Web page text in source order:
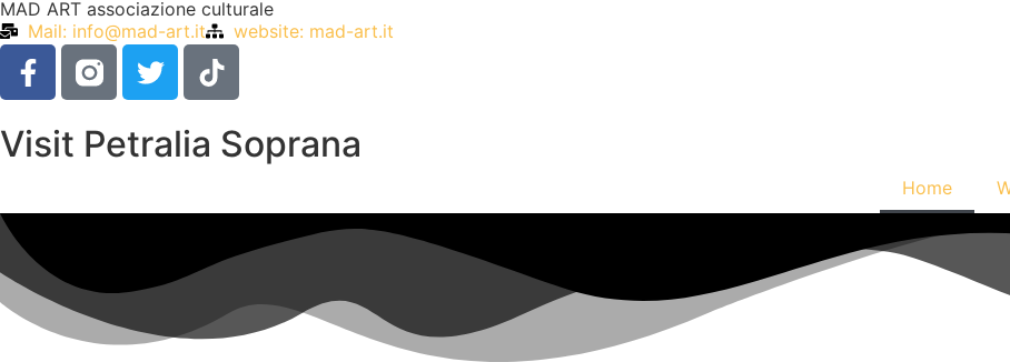
MAD ART associazione culturale
Mail: info@mad-art.it
website: mad-art.it
Visit Petralia Soprana
Home